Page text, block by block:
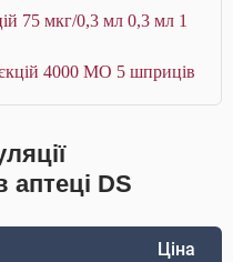
75 мкг/0,3 мл 0,3 мл 1
4000 МО 5 шприців
аптеці DS
Ціна